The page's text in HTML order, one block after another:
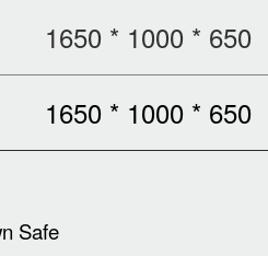
1650 * 1000 * 650
1650 * 1000 * 650